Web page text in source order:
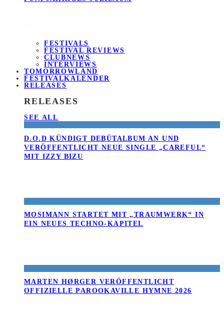
FESTIVALS
FESTIVAL REVIEWS
CLUBNEWS
INTERVIEWS
TOMORROWLAND
FESTIVALKALENDER
RELEASES
RELEASES
SEE ALL
D.O.D KÜNDIGT DEBÜTALBUM AN UND
VERÖFFENTLICHT NEUE SINGLE „CAREFUL“
MIT IZZY BIZU
MOSIMANN STARTET MIT „TRAUMWERK“ IN
EIN NEUES TECHNO-KAPITEL
MARTEN HØRGER VERÖFFENTLICHT
OFFIZIELLE PAROOKAVILLE HYMNE 2026